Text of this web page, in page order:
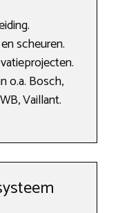
scheuren.
o.a. Bosch,
Vaillant.